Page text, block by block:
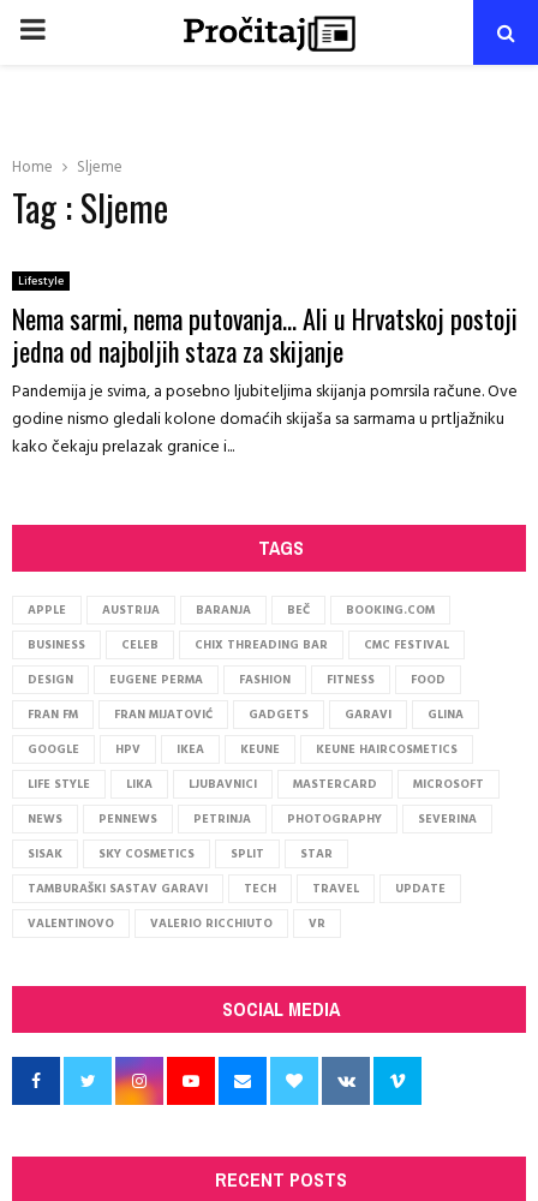
PRIMARY
Home Sljeme
Tag : Sljeme
Lifestyle
Nema sarmi, nema putovanja… Ali u Hrvatskoj postoji
jedna od najboljih staza za skijanje
Pandemija je svima, a posebno ljubiteljima skijanja pomrsila račune. Ove
godine nismo gledali kolone domaćih skijaša sa sarmama u prtljažniku
kako čekaju prelazak granice i...
TAGS
APPLE AUSTRIJA BARANJA BEČ
BOOKING.COM
BUSINESS
CELEB CHIX THREADING BAR
CMC FESTIVAL
DESIGN
EUGENE PERMA FASHION FITNESS
FOOD
FRAN FM
FRAN MIJATOVIĆ GADGETS GARAVI
GLINA
GOOGLE
HPV IKEA KEUNE
KEUNE HAIRCOSMETICS
LIFE STYLE
LIKA LJUBAVNICI MASTERCARD
MICROSOFT
NEWS
PENNEWS PETRINJA PHOTOGRAPHY
SEVERINA
SISAK
SKY COSMETICS SPLIT
STAR
TAMBURAŠKI SASTAV GARAVI
TECH TRAVEL
UPDATE
VALENTINOVO
VALERIO RICCHIUTO VR
SOCIAL MEDIA
RECENT POSTS